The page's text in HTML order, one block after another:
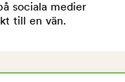
sociala medier
till en vän.